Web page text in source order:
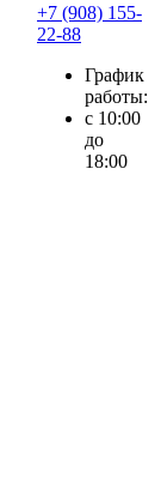
+7 (908) 155-
22-88
График
работы:
с 10:00
до
18:00